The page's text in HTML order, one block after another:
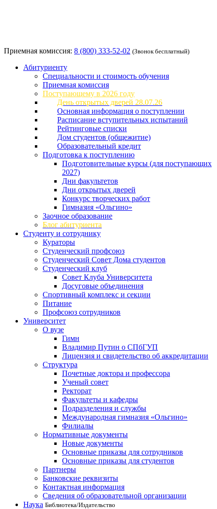
Приемная комиссия: 8 (800) 333-52-02 (Звонок бесплатный)
Абитуриенту
Специальности и стоимость обучения
Приемная комиссия
Поступающему в 2026 году
День открытых дверей 28.07.26
Основная информация о поступлении
Расписание вступительных испытаний
Рейтинговые списки
Дом студентов (общежитие)
Образовательный кредит
Подготовка к поступлению
Подготовительные курсы (для поступающих
2027)
Дни факультетов
Дни открытых дверей
Конкурс творческих работ
Гимназия «Ольгино»
Заочное образование
Блог абитуриента
Студенту и сотруднику
Кураторы
Студенческий профсоюз
Студенческий Совет Дома студентов
Студенческий клуб
Совет Клуба Университета
Досуговые объединения
Спортивный комплекс и секции
Питание
Профсоюз сотрудников
Университет
О вузе
Гимн
Владимир Путин о СПбГУП
Лицензия и свидетельство об аккредитации
Структура
Почетные доктора и профессора
Ученый совет
Ректорат
Факультеты и кафедры
Подразделения и службы
Международная гимназия «Ольгино»
Филиалы
Нормативные документы
Новые документы
Основные приказы для сотрудников
Основные приказы для студентов
Партнеры
Банковские реквизиты
Контактная информация
Сведения об образовательной организации
Наука Библиотека/Издательство